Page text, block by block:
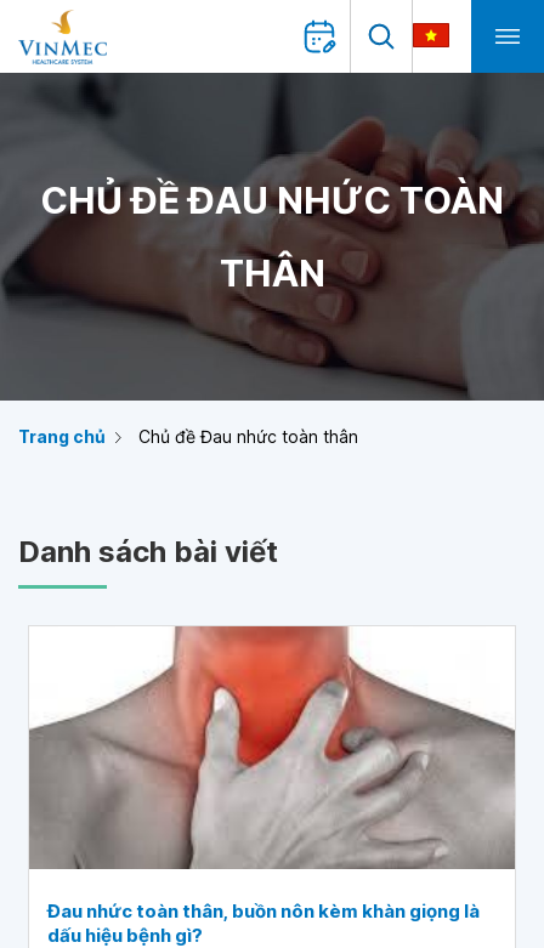
CHỦ ĐỀ ĐAU NHỨC TOÀN
THÂN
Trang chủ Chủ đề Đau nhức toàn thân
Danh sách bài viết
Đau nhức toàn thân, buồn nôn kèm khàn giọng là
dấu hiệu bệnh gì?